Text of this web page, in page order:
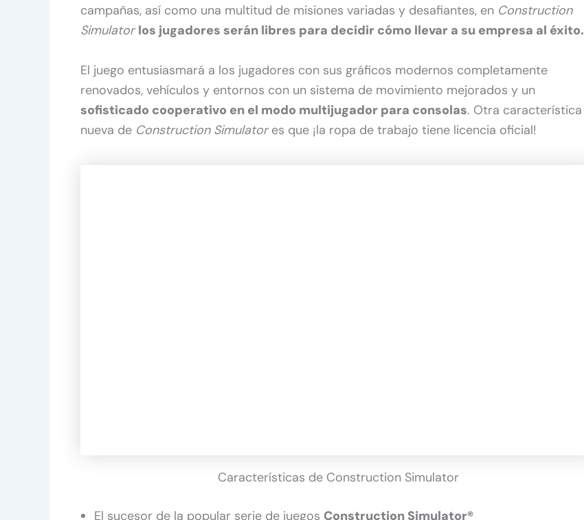
campañas, así como una multitud de misiones variadas y desafiantes, en Construction
Simulator los jugadores serán libres para decidir cómo llevar a su empresa al éxito.
El juego entusiasmará a los jugadores con sus gráficos modernos completamente
renovados, vehículos y entornos con un sistema de movimiento mejorados y un
sofisticado cooperativo en el modo multijugador para consolas. Otra característica
nueva de Construction Simulatores que ¡la ropa de trabajo tiene licencia oficial!
Características de Construction Simulator
El sucesor de la popular serie de juegos Construction Simulator®